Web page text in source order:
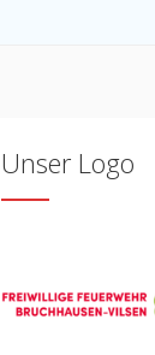
Unser Logo